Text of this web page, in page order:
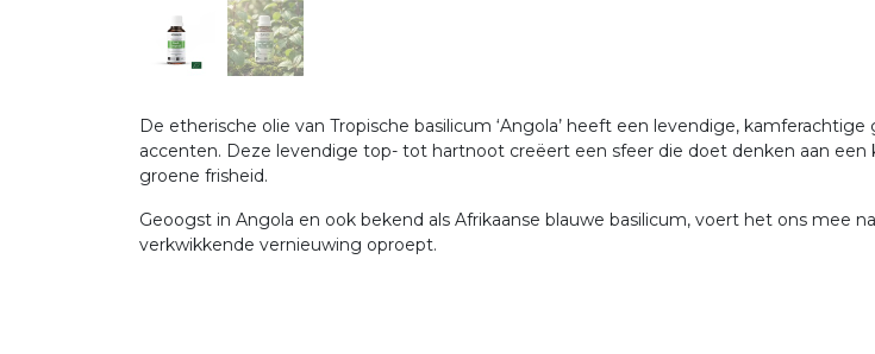
De etherische olie van Tropische basilicum ‘Angola’ heeft een levendige,
accenten. Deze levendige top- tot hartnoot creëert een sfeer die doet denken aan
groene frisheid.
Geoogst in Angola en ook bekend als Afrikaanse blauwe basilicum, voert het ons mee
verkwikkende vernieuwing oproept.